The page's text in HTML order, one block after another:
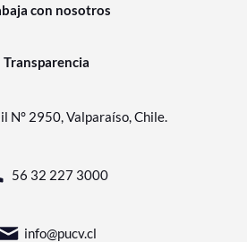
con nosotros
Transparencia
N° 2950, Valparaíso, Chile.
56 32 227 3000
info@pucv.cl